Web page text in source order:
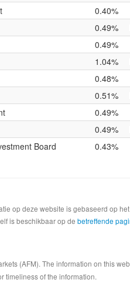
0.40%
0.49%
0.49%
1.04%
0.48%
0.51%
0.49%
0.49%
Board 0.43%
op deze website is gebaseerd op
is beschikbaar op de betreffende
(AFM). The information on this
timeliness of the information.